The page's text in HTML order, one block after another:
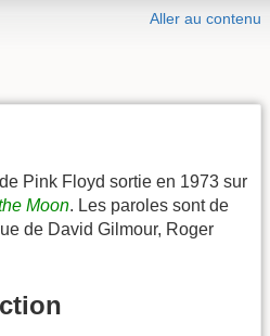
Aller au contenu
Pink Floyd sortie en 1973 sur
Moon. Les paroles sont de
de David Gilmour, Roger